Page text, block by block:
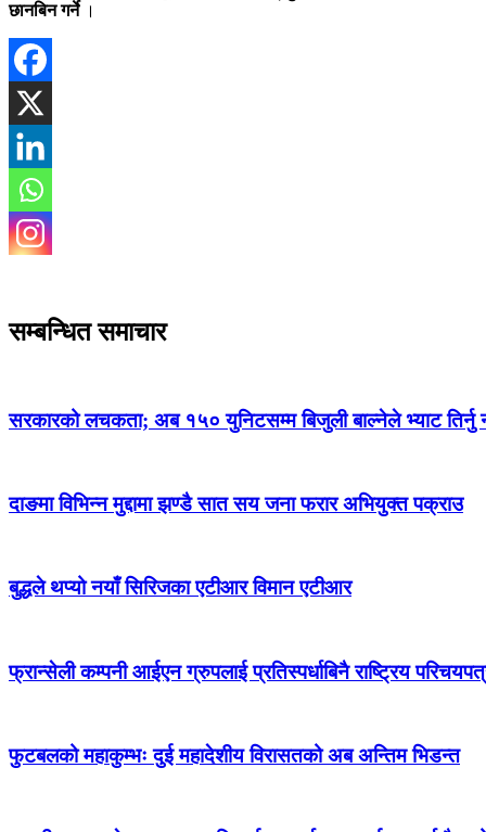
छानबिन गर्ने ।
सम्बन्धित समाचार
सरकारको लचकता; अब १५० युनिटसम्म बिजुली बाल्नेले भ्याट तिर्नु
दाङमा विभिन्न मुद्दामा झण्डै सात सय जना फरार अभियुक्त पक्राउ
बुद्धले थप्यो नयाँ सिरिजका एटीआर विमान एटीआर
फ्रान्सेली कम्पनी आईएन ग्रुपलाई प्रतिस्पर्धाबिनै राष्ट्रिय
फुटबलको महाकुम्भः दुई महादेशीय विरासतको अब अन्तिम भिडन्त